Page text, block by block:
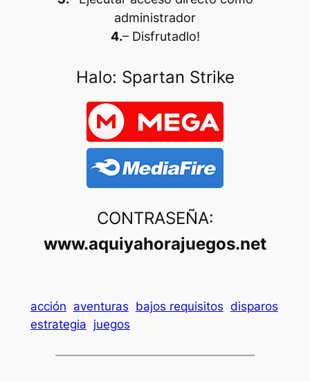
administrador
4.– Disfrutadlo!
Halo: Spartan Strike
CONTRASEÑA:
www.aquiyahorajuegos.net
acción aventuras bajos requisitos disparos
estrategia juegos